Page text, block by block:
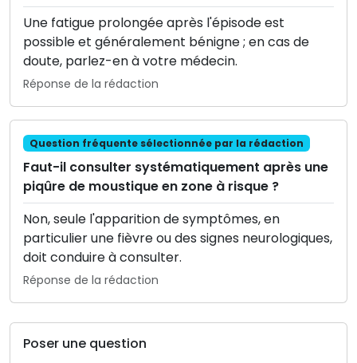
Une fatigue prolongée après l'épisode est
possible et généralement bénigne ; en cas de
doute, parlez-en à votre médecin.
Réponse de la rédaction
Question fréquente sélectionnée par la rédaction
Faut-il consulter systématiquement après une
piqûre de moustique en zone à risque ?
Non, seule l'apparition de symptômes, en
particulier une fièvre ou des signes neurologiques,
doit conduire à consulter.
Réponse de la rédaction
Poser une question